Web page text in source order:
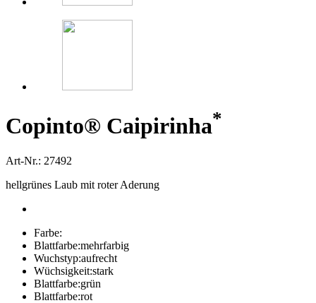
Copinto® Caipirinha*
Art-Nr.: 27492
hellgrünes Laub mit roter Aderung
Farbe:
Blattfarbe:mehrfarbig
Wuchstyp:aufrecht
Wüchsigkeit:stark
Blattfarbe:grün
Blattfarbe:rot